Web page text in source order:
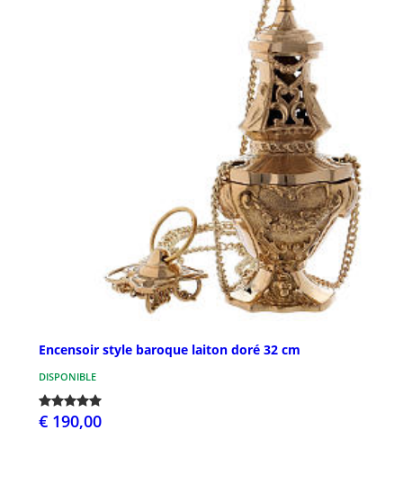
Encensoir style baroque laiton doré 32 cm
DISPONIBLE
€ 190,00